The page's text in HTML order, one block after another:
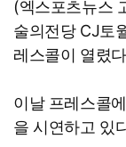
(엑스포츠뉴스
술의전당 CJ토
레스콜이 열렸
이날 프레스콜
을 시연하고 있